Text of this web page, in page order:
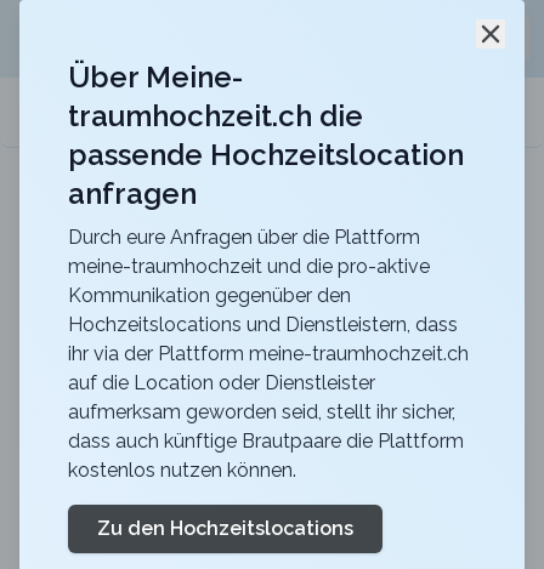
meine-traumhochzeit.ch
Hotel Belvoir Lake View & Spa
Heiraten im Hotel Belvoir mit unvergesslichem Blick
Zurück zur Suche
CERVO Mountain Resort -
Madre Nostra Terrasse und
Deck
4.7
VS
ZermattMerkliste Link teilen
Über Meine-
traumhochzeit.ch die
passende Hochzeitslocation
anfragen
Durch eure Anfragen über die Plattform
meine-traumhochzeit und die pro-aktive
Kommunikation gegenüber den
Hochzeitslocations und Dienstleistern, dass
ihr via der Plattform meine-traumhochzeit.ch
auf die Location oder Dienstleister
aufmerksam geworden seid, stellt ihr sicher,
dass auch künftige Brautpaare die Plattform
kostenlos nutzen können.
Zu den Hochzeitslocations